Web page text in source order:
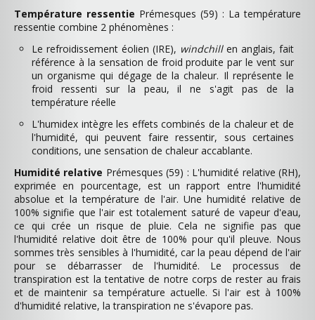
Température ressentie Prémesques (59) : La température
ressentie combine 2 phénomènes :
Le refroidissement éolien (IRE), windchillen anglais, fait
référence à la sensation de froid produite par le vent sur
un organisme qui dégage de la chaleur. Il représente le
froid ressenti sur la peau, il ne s'agit pas de la
température réelle
L'humidex intègre les effets combinés de la chaleur et de
l'humidité, qui peuvent faire ressentir, sous certaines
conditions, une sensation de chaleur accablante.
Humidité relative Prémesques (59) : L'humidité relative (RH),
exprimée en pourcentage, est un rapport entre l'humidité
absolue et la température de l'air. Une humidité relative de
100% signifie que l'air est totalement saturé de vapeur d'eau,
ce qui crée un risque de pluie. Cela ne signifie pas que
l'humidité relative doit être de 100% pour qu'il pleuve. Nous
sommes très sensibles à l'humidité, car la peau dépend de l'air
pour se débarrasser de l'humidité. Le processus de
transpiration est la tentative de notre corps de rester au frais
et de maintenir sa température actuelle. Si l'air est à 100%
d'humidité relative, la transpiration ne s'évapore pas.